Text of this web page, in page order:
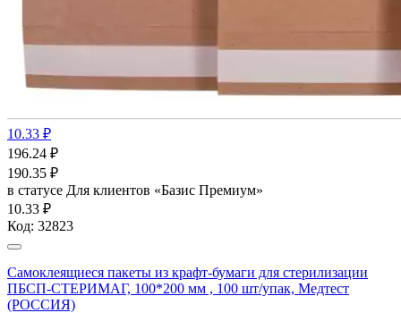
10.33 ₽
196.24 ₽
190.35 ₽
в статусе Для клиентов «Базис Премиум»
10.33 ₽
Код: 32823
Самоклеящиеся пакеты из крафт-бумаги для стерилизации
ПБСП-СТЕРИМАГ, 100*200 мм , 100 шт/упак, Медтест
(РОССИЯ)